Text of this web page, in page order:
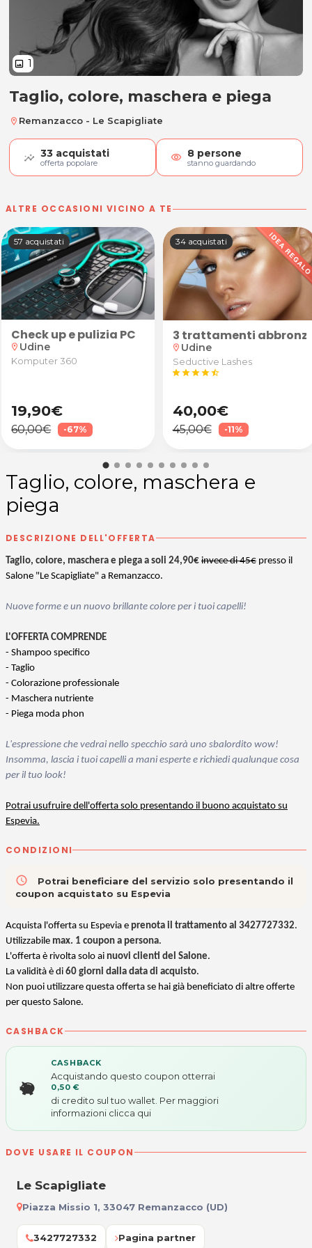
image 1
Taglio, colore, maschera e piega
Taglio, colore, maschera e piega
location_on Remanzacco - Le Scapigliate
33 acquistati
offerta popolare visibility 8 persone
stanno guardando
ALTRE OCCASIONI VICINO A TE
Ricerca dell'Equilibrio" a Udine
Laminazione ciglia e/o sopracciglia da Deep
57 acquistati
Check up e pulizia PC
location_on Udine
Komputer 360
19,90€
60,00€ -67%
34 acquistati
3 trattamenti
location_on Udine
Seductive Lashes
starstarstarstarstar_half
40,00€
45,00€ -11%
Taglio, colore, maschera e
piega
DESCRIZIONE DELL'OFFERTA
Taglio, colore, maschera e piega a soli 24,90€ invece di 45€ presso il
Salone "Le Scapigliate" a Remanzacco.
Nuove forme e un nuovo brillante colore per i tuoi capelli!
L'OFFERTA COMPRENDE
- Shampoo specifico
- Taglio
- Colorazione professionale
- Maschera nutriente
- Piega moda phon
L'espressione che vedrai nello specchio sarà uno sbalordito wow!
Insomma, lascia i tuoi capelli a mani esperte e richiedi qualunque cosa
per il tuo look!
Potrai usufruire dell'offerta solo presentando il buono acquistato su
Espevia.
CONDIZIONI
access_time
Potrai beneficiare del servizio solo presentando il
coupon acquistato su Espevia
Acquista l'offerta su Espevia e prenota il trattamento al 3427727332.
Utilizzabile max. 1 coupon a persona.
L'offerta è rivolta solo ai nuovi clienti del Salone.
La validità è di 60 giorni dalla data di acquisto.
Non puoi utilizzare questa offerta se hai già beneficiato di altre offerte
per questo Salone.
CASHBACK
CASHBACK
Acquistando questo coupon otterrai
0,50 €
di credito sul tuo wallet. Per maggiori
informazioni clicca qui
DOVE USARE IL COUPON
Le Scapigliate
Piazza Missio 1, 33047 Remanzacco (UD)
3427727332 Pagina partner